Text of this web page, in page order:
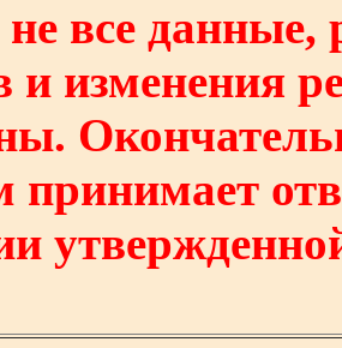
все
и изменения
принимает